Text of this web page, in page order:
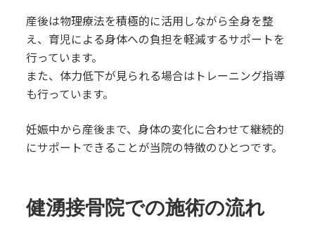
産後は物理療法を積極的に活用しながら全身を整
え、育児による身体への負担を軽減するサポートを
行っています。
また、体力低下が見られる場合はトレーニング指導
も行っています。
妊娠中から産後まで、身体の変化に合わせて継続的
にサポートできることが当院の特徴のひとつです。
健湧接骨院での施術の流れ